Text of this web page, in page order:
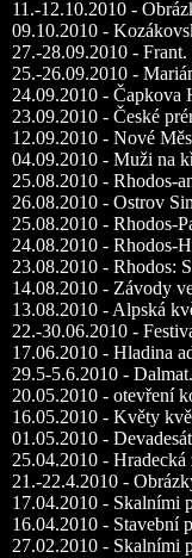
11.-12.10.2010 -
09.10.2010 -
27.-28.09.2010 - Frant.
25.-26.09.2010 -
24.09.2010 - Čapkova
23.09.2010 - České
12.09.2010 - Nové
04.09.2010 - Muži na
25.08.2010 - Rhodos-
26.08.2010 - Ostrov
25.08.2010 - Rhodos-
24.08.2010 - Rhodos-
23.08.2010 - Rhodos:
14.08.2010 - Závody
13.08.2010 - Alpská
22.-30.06.2010 -
17.06.2010 - Hladina
29.5-5.6.2010 -
20.05.2010 - otevření
16.05.2010 - Květy
01.05.2010 -
25.04.2010 - Hradecká
21.-22.4.2010 -
17.04.2010 - Skalními
16.04.2010 - Stavební
27.02.2010 - Skalními